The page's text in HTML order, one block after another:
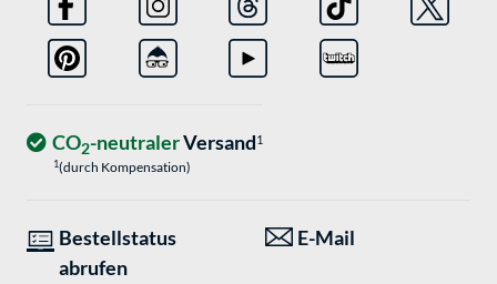
CO2-neutralerVersand1
1(durch Kompensation)
Bestellstatus
abrufen
E-Mail